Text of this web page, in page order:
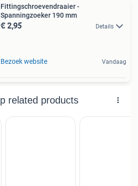
Fittingschroevendraaier -
Spanningzoeker 190 mm
€ 2,95 Details
Bezoek website Vandaag